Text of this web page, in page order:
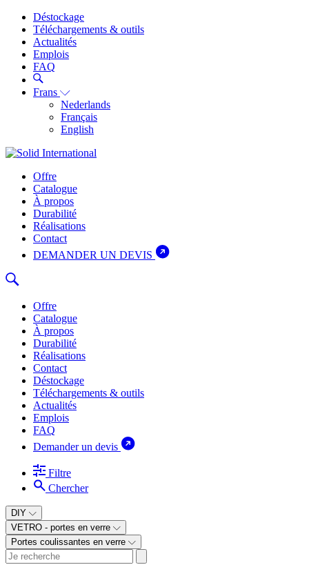
Déstockage
Téléchargements & outils
Actualités
Emplois
FAQ
Frans
Nederlands
Français
English
Offre
Catalogue
À propos
Durabilité
Réalisations
Contact
DEMANDER UN DEVIS
Offre
Catalogue
À propos
Durabilité
Réalisations
Contact
Déstockage
Téléchargements & outils
Actualités
Emplois
FAQ
Demander un devis
Filtre
Chercher
DIY
VETRO - portes en verre
Portes coulissantes en verre